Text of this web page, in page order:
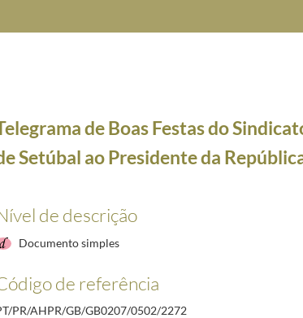
04-02
da República, Craveiro Lopes 1952-12-29/1958-04-18
do presidente da Câmara Municipal de Penamacor e da direção da
Operários da Indústria Têxtil do Distrito de Lisboa ao Presidente da
Operários Metalúrgicos do Distrito do Porto ao Presidente da República,
Operários da Indústria de Fósforos e Ofícios Correlativos do Distrito de
de Boas Festas do
Setúbal ao Presidente da
de descrição
Documento simples
de referência
PR/AHPR/GB/GB0207/0502/2272